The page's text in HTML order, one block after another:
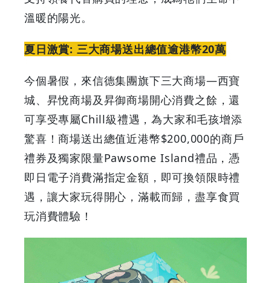
溫暖的陽光。
夏日激賞: 三大商場送出總值逾港幣20萬
今個暑假，來信德集團旗下三大商場—西寶
城、昇悅商場及昇御商場開心消費之餘，還
可享受專屬Chill級禮遇，為大家和毛孩增添
驚喜！商場送出總值近港幣$200,000的商戶
禮券及獨家限量Pawsome Island禮品，憑
即日電子消費滿指定金額，即可換領限時禮
遇，讓大家玩得開心，滿載而歸，盡享食買
玩消費體驗！